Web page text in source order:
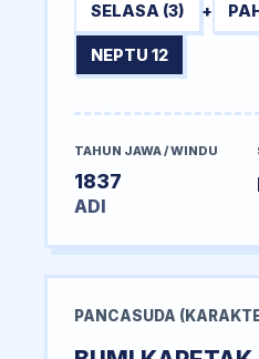
SELASA (3) +
NEPTU 12
TAHUN JAWA / WINDU
1837
ADI
PANCASUDA